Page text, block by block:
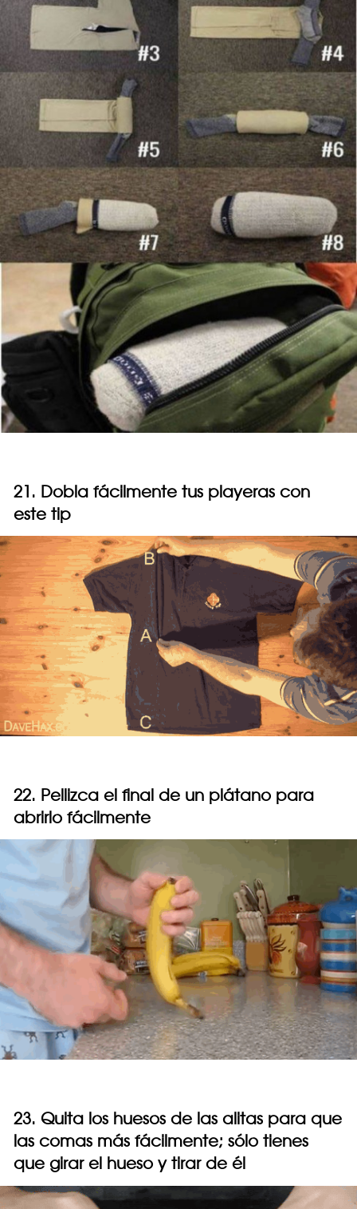
21. Dobla fácilmente tus playeras con
este tip
22. Pellizca el final de un plátano para
abrirlo fácilmente
23. Quita los huesos de las alitas para que
las comas más fácilmente; sólo tienes
que girar el hueso y tirar de él